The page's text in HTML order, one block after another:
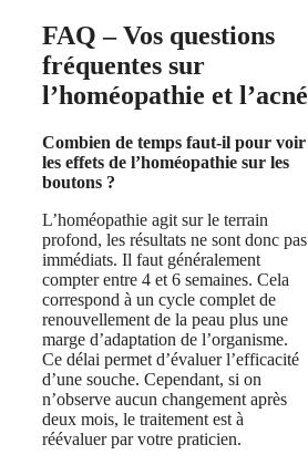
FAQ – Vos questions
fréquentes sur
l’homéopathie et l’acné
Combien de temps faut-il pour voir
les effets de l’homéopathie sur les
boutons ?
L’homéopathie agit sur le terrain
profond, les résultats ne sont donc pas
immédiats. Il faut généralement
compter entre 4 et 6 semaines. Cela
correspond à un cycle complet de
renouvellement de la peau plus une
marge d’adaptation de l’organisme.
Ce délai permet d’évaluer l’efficacité
d’une souche. Cependant, si on
n’observe aucun changement après
deux mois, le traitement est à
réévaluer par votre praticien.